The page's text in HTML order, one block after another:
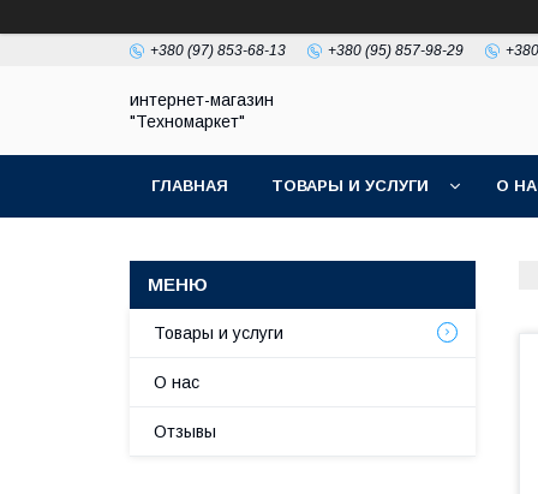
+380 (97) 853-68-13 +380 (95) 857-98-29
интернет-магазин
"Техномаркет"
ГЛАВНАЯ ТОВАРЫ И УСЛУГИ О
Товары и услуги
О нас
Отзывы